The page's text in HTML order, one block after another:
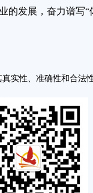
的发展，奋力谱写
实性、准确性和合法